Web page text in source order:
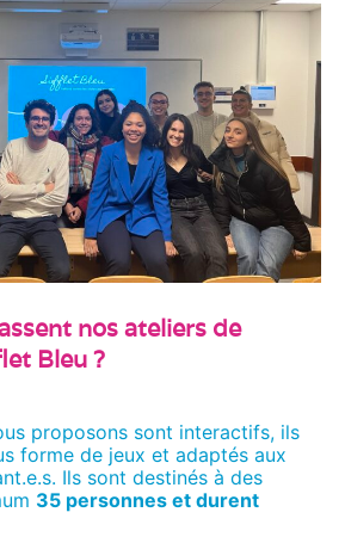
nos ateliers de
Bleu ?
proposons sont interactifs, ils
forme de jeux et adaptés aux
Ils sont destinés à des
35 personnes et durent